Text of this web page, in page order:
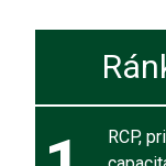
RCP,